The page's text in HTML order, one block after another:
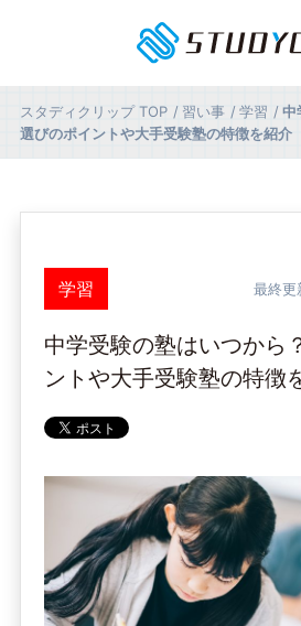
スタディクリップTOP 習い事 学習
中
選びのポイントや大手受験塾の特徴を紹介
学習 最終更
中学受験の塾はいつから
ントや大手受験塾の特徴